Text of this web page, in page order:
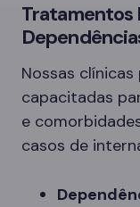
Tratamentos
Nossas
capacitadas
e
casos de